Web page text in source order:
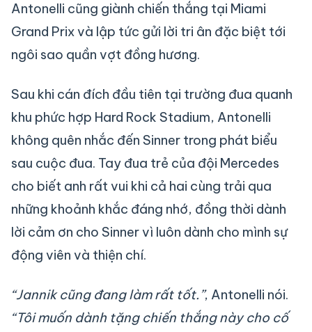
Antonelli cũng giành chiến thắng tại Miami
Grand Prix và lập tức gửi lời tri ân đặc biệt tới
ngôi sao quần vợt đồng hương.
Sau khi cán đích đầu tiên tại trường đua quanh
khu phức hợp Hard Rock Stadium, Antonelli
không quên nhắc đến Sinner trong phát biểu
sau cuộc đua. Tay đua trẻ của đội Mercedes
cho biết anh rất vui khi cả hai cùng trải qua
những khoảnh khắc đáng nhớ, đồng thời dành
lời cảm ơn cho Sinner vì luôn dành cho mình sự
động viên và thiện chí.
“Jannik cũng đang làm rất tốt.”, Antonelli nói.
“Tôi muốn dành tặng chiến thắng này cho cố